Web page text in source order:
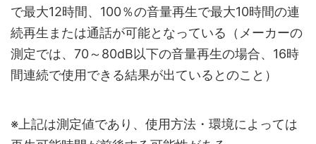
で最大12時間、100％の音量再生で最大10時間の連
続再生または通話が可能となっている（メーカーの
測定では、70～80dB以下の音量再生の場合、16時
間連続で使用できる結果が出ているとのこと）
※上記は測定値であり、使用方法・環境によっては